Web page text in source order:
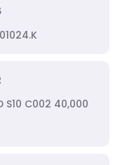
S10 C002 40,000